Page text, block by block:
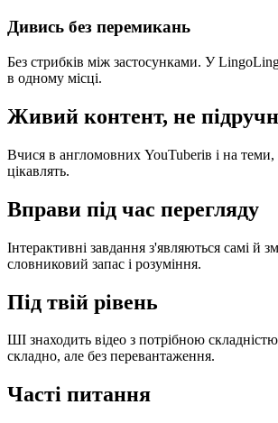
Дивись без перемикань
Без стрибків між застосунками. У
в одному місці.
Живий контент, не
Вчися в англомовних YouTuberів і на теми,
цікавлять.
Вправи під час перегляду
Інтерактивні завдання з'являються самі й
словниковий запас і розуміння.
Під твій рівень
ШІ знаходить відео з потрібною
складно, але без перевантаження.
Часті питання